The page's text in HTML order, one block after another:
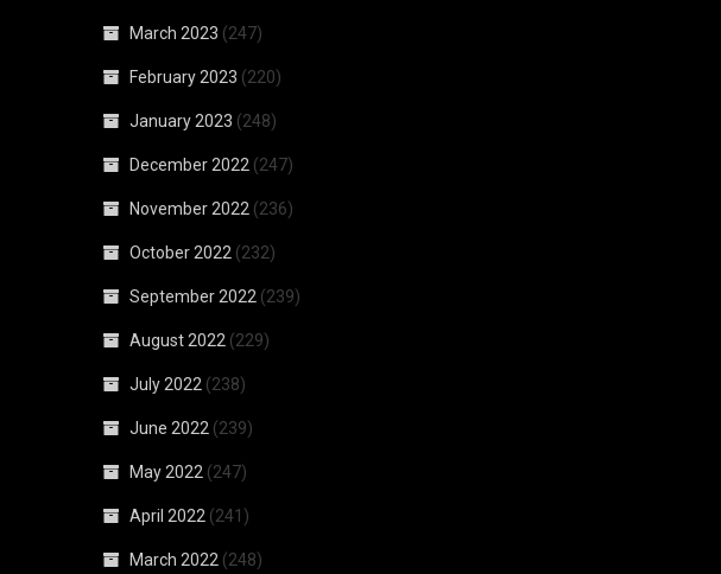
March 2023 (247)
February 2023 (220)
January 2023 (248)
December 2022 (247)
November 2022 (236)
October 2022 (232)
September 2022 (239)
August 2022 (229)
July 2022 (238)
June 2022 (239)
May 2022 (247)
April 2022 (241)
March 2022 (248)